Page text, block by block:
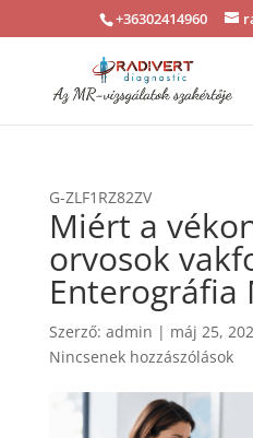
+36302414960
G-ZLF1RZ82ZV
Miért a
orvosok
Enterográfia
Szerző: admin | máj 25,
Nincsenek hozzászólások